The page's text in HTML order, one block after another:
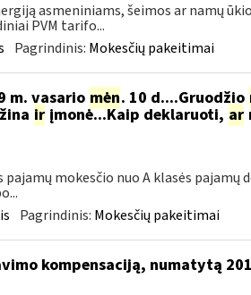
asmeniniams, šeimos ar namų
PVM tarifo...
Pagrindinis: Mokesčių pakeitimai
m. vasario mėn. 10 d....Gruodžio
irįmonė...Kaip deklaruoti, ar
mokesčio nuo A klasės pajamų
Pagrindinis: Mokesčių pakeitimai
kompensaciją, numatytą